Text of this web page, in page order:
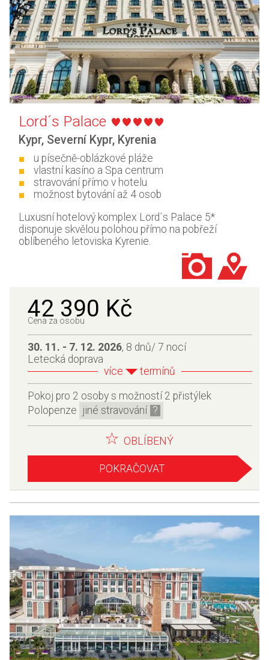
Lord´s Palace
Kypr, Severní Kypr, Kyrenia
u písečně-oblázkové pláže
vlastní kasíno a Spa centrum
stravování přímo v hotelu
možnost bytování až 4 osob
Luxusní hotelový komplex Lord´s Palace 5*
disponuje skvělou polohou přímo na pobřeží
oblíbeného letoviska Kyrenie.
42 390 Kč
Cena za osobu
30. 11. - 7. 12. 2026, 8 dnů/ 7 nocí
Letecká doprava
více
termínů
Pokoj pro 2 osoby s možností 2 přistýlek
Polopenze jiné stravování
OBLÍBENÝ
POKRAČOVAT